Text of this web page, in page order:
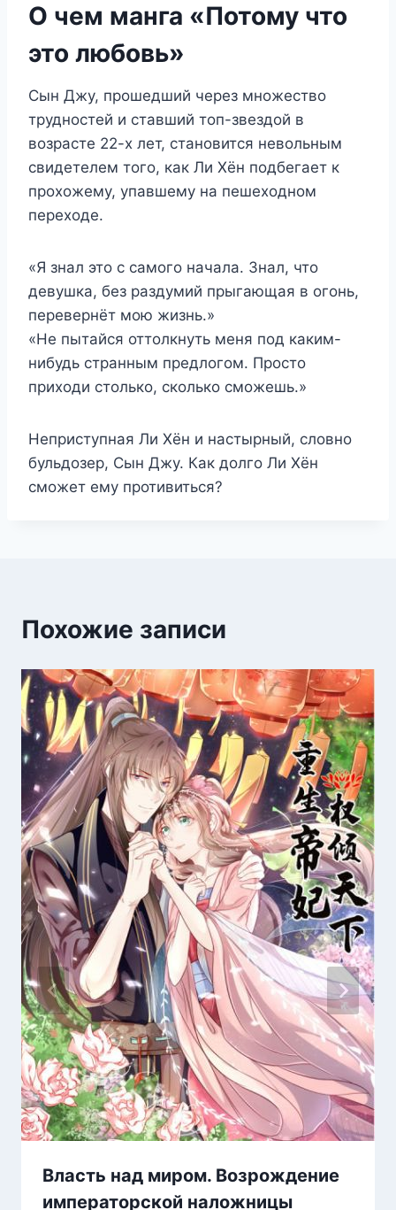
О чем манга «Потому что
это любовь»
Сын Джу, прошедший через множество
трудностей и ставший топ-звездой в
возрасте 22-х лет, становится невольным
свидетелем того, как Ли Хён подбегает к
прохожему, упавшему на пешеходном
переходе.
«Я знал это с самого начала. Знал, что
девушка, без раздумий прыгающая в огонь,
перевернёт мою жизнь.»
«Не пытайся оттолкнуть меня под каким-
нибудь странным предлогом. Просто
приходи столько, сколько сможешь.»
Неприступная Ли Хён и настырный, словно
бульдозер, Сын Джу. Как долго Ли Хён
сможет ему противиться?
Похожие записи
Власть над миром. Возрождение
императорской наложницы